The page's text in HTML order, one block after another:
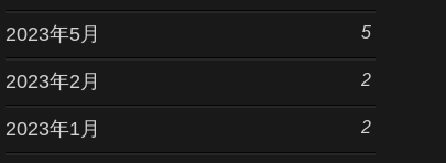
2023年5月 5
2023年2月 2
2023年1月 2